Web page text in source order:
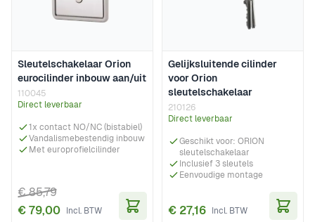
Sleutelschakelaar Orion
eurocilinder inbouw aan/uit
110045
Direct leverbaar
1x contact NO/NC (bistabiel)
Vandalismebestendig inbouw
Met europrofielcilinder
€ 79,00
€ 85,79
Gelijksluitende cilinder
voor Orion
sleutelschakelaar
210126
Direct leverbaar
Geschikt voor: ORION
sleutelschakelaar
Inclusief 3 sleutels
Eenvoudige montage
€ 27,16